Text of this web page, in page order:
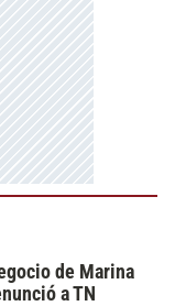
de Marina
a TN